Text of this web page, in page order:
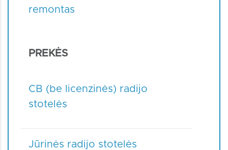
remontas
PREKĖS
CB (be licenzinės) radijo
stotelės
Jūrinės radijo stotelės